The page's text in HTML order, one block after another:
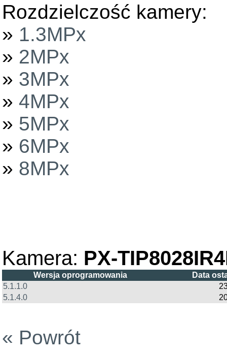
Rozdzielczość kamery:
» 1.3MPx
» 2MPx
» 3MPx
» 4MPx
» 5MPx
» 6MPx
» 8MPx
Kamera: PX-
Wersja oprogramowania
Data
5.1.1.0
5.1.4.0
« Powrót